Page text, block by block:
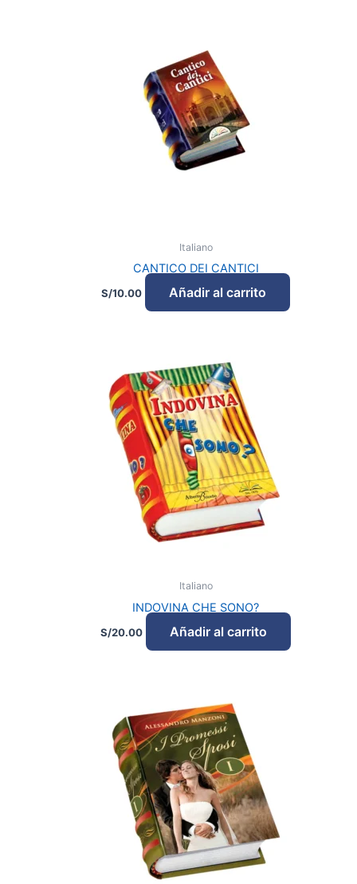
Italiano
CANTICO DEI CANTICI
S/10.00 Añadir al carrito
Italiano
INDOVINA CHE SONO?
S/20.00 Añadir al carrito